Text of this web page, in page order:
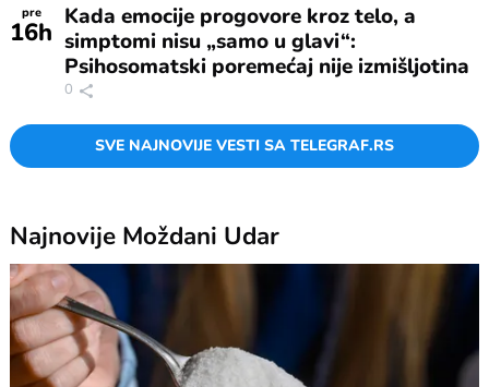
pre
16h Kada emocije progovore kroz telo, a
simptomi nisu „samo u glavi“:
Psihosomatski poremećaj nije izmišljotina
0
SVE NAJNOVIJE VESTI SA TELEGRAF.RS
Najnovije Moždani Udar